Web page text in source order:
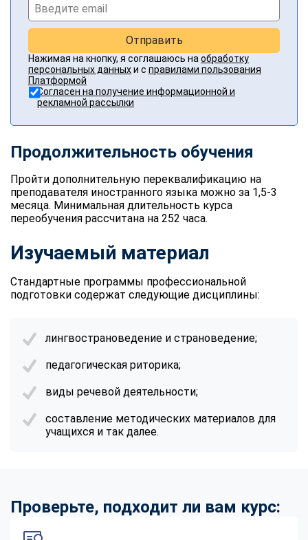
Отправить
Нажимая на кнопку, я соглашаюсь на обработку
персональных данныхи с правилами пользования
Платформой
Согласен на получение информационной и
рекламной рассылки
Продолжительность обучения
Пройти дополнительную переквалификацию на
преподавателя иностранного языка можно за 1,5-3
месяца. Минимальная длительность курса
переобучения рассчитана на 252 часа.
Изучаемый материал
Стандартные программы профессиональной
подготовки содержат следующие дисциплины:
лингвострановедение и страноведение;
педагогическая риторика;
виды речевой деятельности;
составление методических материалов для
учащихся и так далее.
Проверьте, подходит ли вам курс: